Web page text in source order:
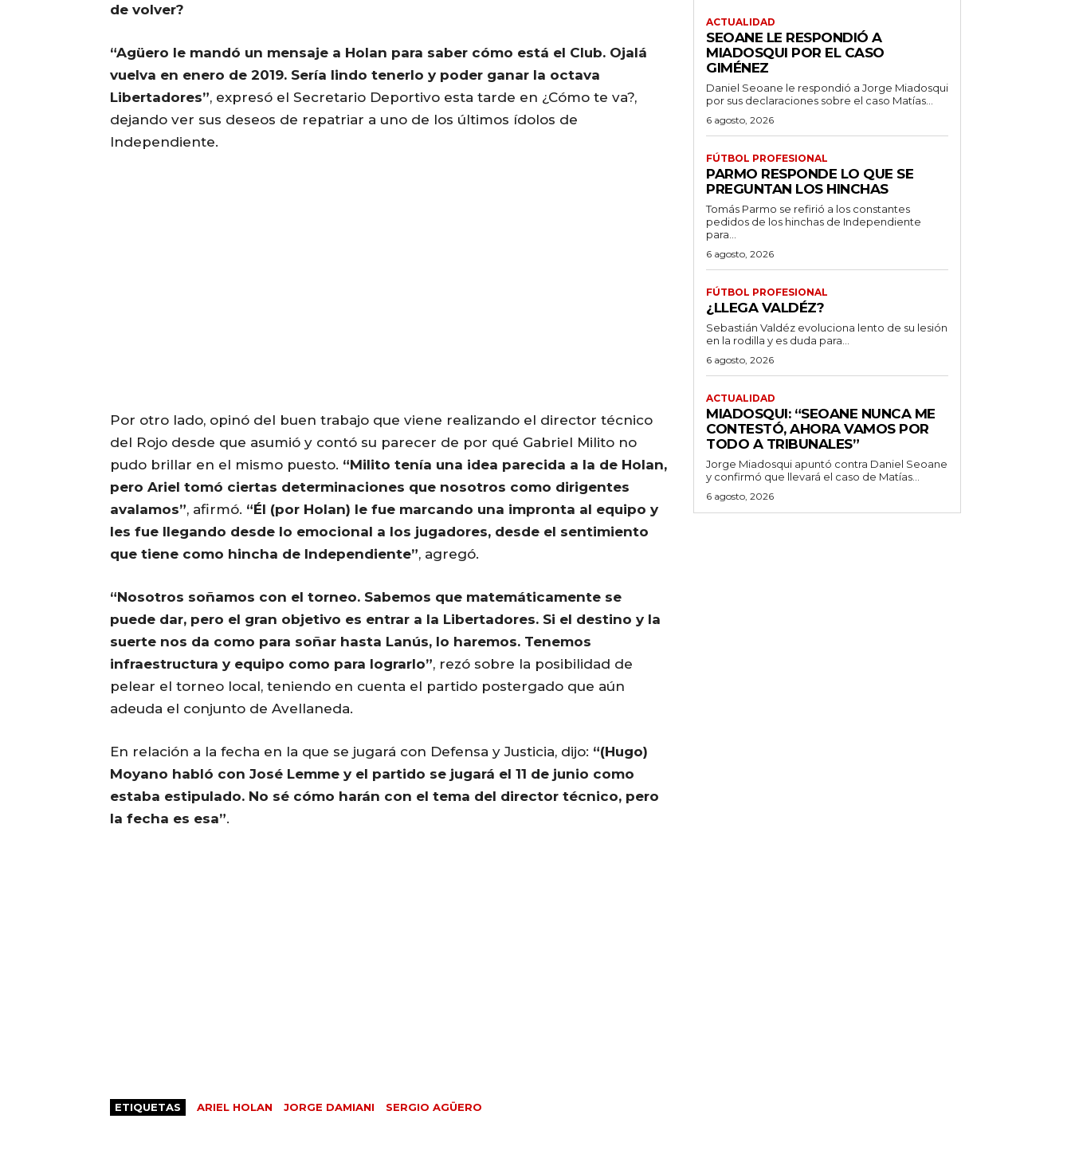
de volver?
“Agüero le mandó un mensaje a Holan para saber cómo está el Club. Ojalá
vuelva en enero de 2019. Sería lindo tenerlo y poder ganar la octava
Libertadores”, expresó el Secretario Deportivo esta tarde en ¿Cómo te va?,
dejando ver sus deseos de repatriar a uno de los últimos ídolos de
Independiente.
Por otro lado, opinó del buen trabajo que viene realizando el director técnico
del Rojo desde que asumió y contó su parecer de por qué Gabriel Milito no
pudo brillar en el mismo puesto. “Milito tenía una idea parecida a la de Holan,
pero Ariel tomó ciertas determinaciones que nosotros como dirigentes
avalamos”, afirmó. “Él (por Holan) le fue marcando una impronta al equipo y
les fue llegando desde lo emocional a los jugadores, desde el sentimiento
que tiene como hincha de Independiente”, agregó.
“Nosotros soñamos con el torneo. Sabemos que matemáticamente se
puede dar, pero el gran objetivo es entrar a la Libertadores. Si el destino y la
suerte nos da como para soñar hasta Lanús, lo haremos. Tenemos
infraestructura y equipo como para lograrlo”, rezó sobre la posibilidad de
pelear el torneo local, teniendo en cuenta el partido postergado que aún
adeuda el conjunto de Avellaneda.
En relación a la fecha en la que se jugará con Defensa y Justicia, dijo: “(Hugo)
Moyano habló con José Lemme y el partido se jugará el 11 de junio como
estaba estipulado. No sé cómo harán con el tema del director técnico, pero
la fecha es esa”.
ETIQUETAS ARIEL HOLAN JORGE DAMIANI SERGIO AGÜERO
ACTUALIDAD
SEOANE LE RESPONDIÓ A
MIADOSQUI POR EL CASO
GIMÉNEZ
Daniel Seoane le respondió a Jorge Miadosqui
por sus declaraciones sobre el caso Matías...
6 agosto, 2026
FÚTBOL PROFESIONAL
PARMO RESPONDE LO QUE SE
PREGUNTAN LOS HINCHAS
Tomás Parmo se refirió a los constantes
pedidos de los hinchas de Independiente
para...
6 agosto, 2026
FÚTBOL PROFESIONAL
¿LLEGA VALDÉZ?
Sebastián Valdéz evoluciona lento de su lesión
en la rodilla y es duda para...
6 agosto, 2026
ACTUALIDAD
MIADOSQUI: “SEOANE NUNCA ME
CONTESTÓ, AHORA VAMOS POR
TODO A TRIBUNALES”
Jorge Miadosqui apuntó contra Daniel Seoane
y confirmó que llevará el caso de Matías...
6 agosto, 2026